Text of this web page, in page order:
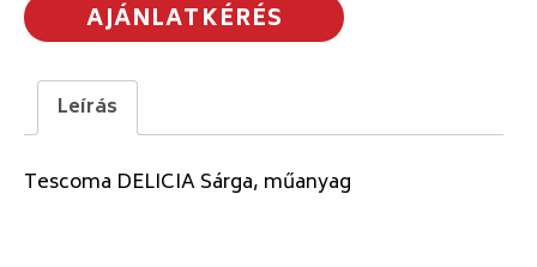
AJÁNLATKÉRÉS
Leírás
Tescoma DELICIA Sárga, műanyag